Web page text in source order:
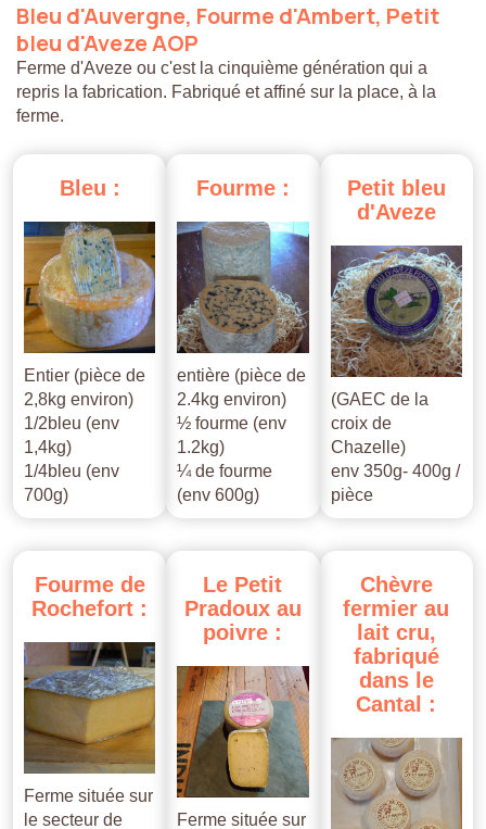
Bleu d'Auvergne, Fourmed'Ambert, Petit
bleu d'AvezeAOP
Ferme d'Aveze ou c'est la cinquième génération qui a
repris la fabrication. Fabriqué et affiné sur la place, à la
ferme.
Bleu :
Entier (pièce de
2,8kg environ)
1/2bleu (env
1,4kg)
1/4bleu (env
700g)
Fourme :
entière (pièce de
2.4kg environ)
½ fourme (env
1.2kg)
¼ de fourme
(env 600g)
Petit bleu
d'Aveze
(GAEC de la
croix de
Chazelle)
env 350g- 400g /
pièce
Fourme de
Rochefort :
Ferme située sur
le secteur de
Le Petit
Pradoux au
poivre :
Ferme située sur
Chèvre
fermier au
lait cru,
fabriqué
dans le
Cantal :